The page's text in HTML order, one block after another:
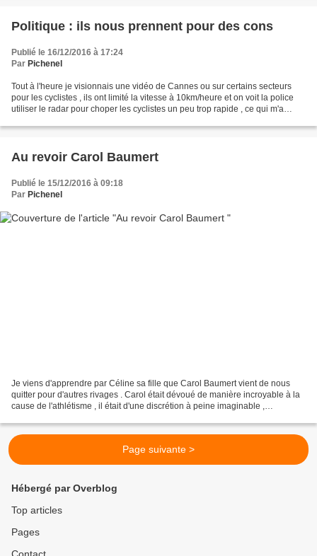
Politique : ils nous prennent pour des cons
Publié le 16/12/2016 à 17:24
Par Pichenel
Tout à l'heure je visionnais une vidéo de Cannes ou sur certains secteurs
pour les cyclistes , ils ont limité la vitesse à 10km/heure et on voit la police
utiliser le radar pour choper les cyclistes un peu trop rapide , ce qui m'a
Au revoir Carol Baumert
Publié le 15/12/2016 à 09:18
Par Pichenel
Je viens d'apprendre par Céline sa fille que Carol Baumert vient de nous
quitter pour d'autres rivages . Carol était dévoué de manière incroyable à la
cause de l'athlétisme , il était d'une discrétion à peine imaginable ,
Page suivante >
Hébergé par Overblog
Top articles
Pages